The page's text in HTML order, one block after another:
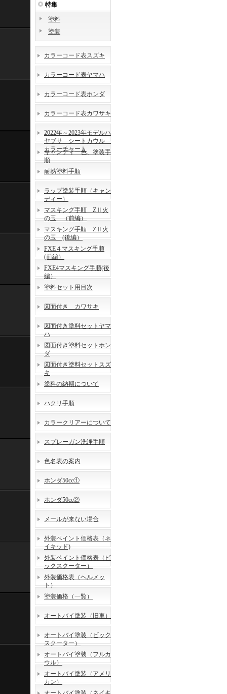
特集
塗料
塗装
カラーコード表スズキ
カラーコード表ヤマハ
カラーコード表ホンダ
カラーコード表カワサキ
2022年～2023年モデルハ
ヤブサ シートカウル
カラーチャート
キャンディー色、塗装手
順
耐熱塗料手順
ラップ塗装手順（キャン
ディー）
マスキング手順 ZⅡ火
の玉 （前編）
マスキング手順 ZⅡ火
の玉 (後編）
FXE４マスキング手順
(前編）
FXE4マスキング手順(後
編）
塗料セット用目次
図面付き カワサキ
図面付き塗料セットヤマ
ハ
図面付き塗料セットホン
ダ
図面付き塗料セットスズ
キ
塗料の納期について
ハクリ手順
カラークリアーについて
スプレーガン洗浄手順
色名表の案内
ホンダ50cc①
ホンダ50cc②
メールが来ない場合
外装ペイント価格表（ネ
イキッド)
外装ペイント価格表（ビ
ックスクーター）
外装価格表（ヘルメッ
ト）
塗装価格（一覧）
オートバイ塗装（旧車）
オートバイ塗装（ビック
スクーター）
オートバイ塗装（フルカ
ウル）
オートバイ塗装（アメリ
カン）